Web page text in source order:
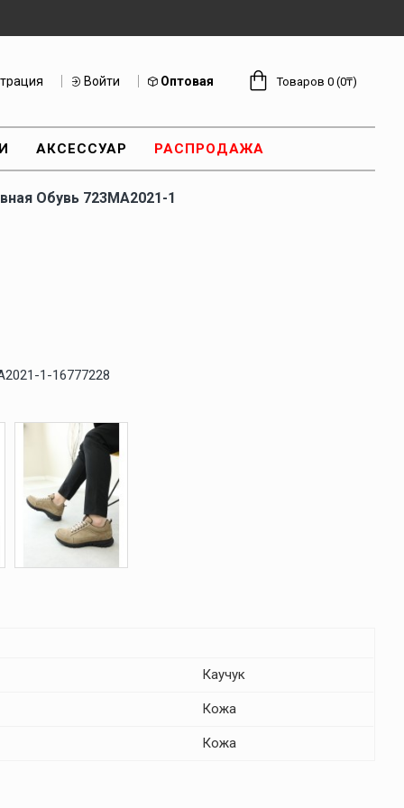
Войти Оптовая Товаров 0 (0₸)
АКСЕССУАР РАСПРОДАЖА
Обувь 723MA2021-1
1-16777228
Каучук
Кожа
Кожа